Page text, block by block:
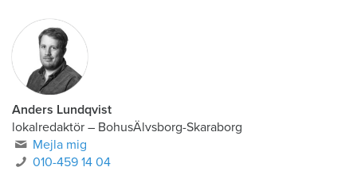
Anders Lundqvist
lokalredaktör – BohusÄlvsborg-Skaraborg
Mejla mig
010-459 14 04